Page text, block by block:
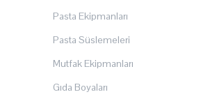
Pasta Ekipmanları
Pasta Süslemeleri
Mutfak Ekipmanları
Gıda Boyaları